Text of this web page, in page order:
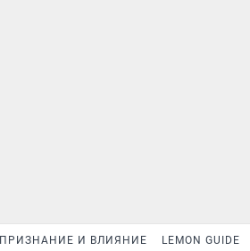
ПРИЗНАНИЕ И ВЛИЯНИЕ LEMON GUIDE